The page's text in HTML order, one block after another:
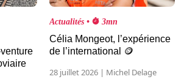
Actualités • 3mn
Célia Mongeot, l’expérience
de l’international 🪙
28 juillet 2026 | Michel Delage